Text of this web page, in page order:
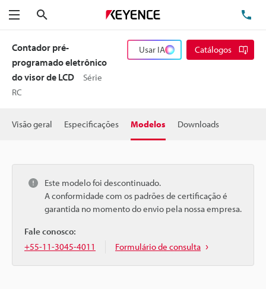
Menu
Contador pré-
programado eletrônico
do visor de LCD
Série
RC
Usar IA Catálogos
Visão geral Especificações Modelos Downloads
Este modelo foi descontinuado.
A conformidade com os padrões de certificação é
garantida no momento do envio pela nossa empresa.
Fale conosco:
+55-11-3045-4011
Formulário de consulta